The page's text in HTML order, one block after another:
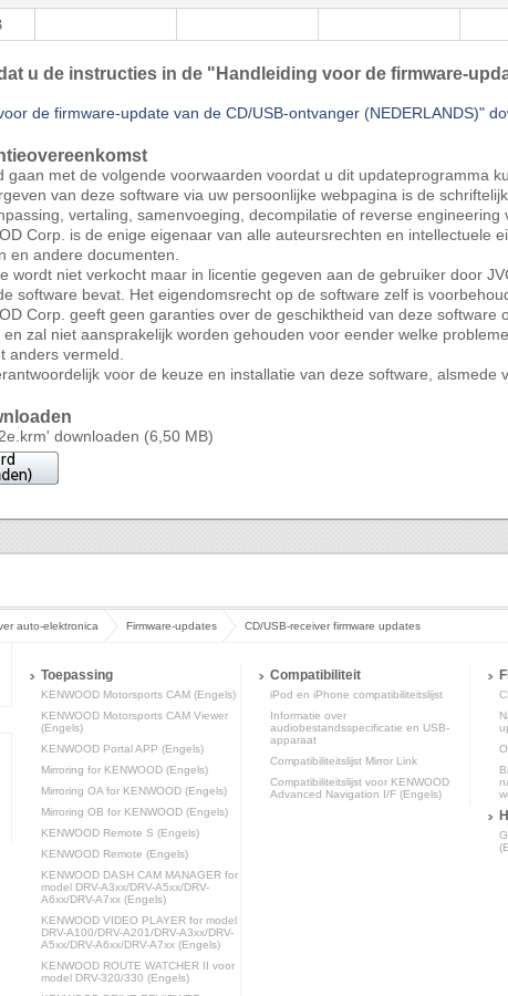
u de instructies in de "Handleiding voor de firmware-
de firmware-update van de CD/USB-ontvanger (NEDERLANDS)"
gaan met de volgende voorwaarden voordat u dit updateprogramma
van deze software via uw persoonlijke webpagina is de
vertaling, samenvoeging, decompilatie of reverse engineering
Corp. is de enige eigenaar van alle auteursrechten en intellectuele
en andere documenten.
wordt niet verkocht maar in licentie gegeven aan de gebruiker door
software bevat. Het eigendomsrecht op de software zelf is
Corp. geeft geen garanties over de geschiktheid van deze
zal niet aansprakelijk worden gehouden voor eender welke
anders vermeld.
voor de keuze en installatie van deze software, alsmede
downloaden (6,50 MB)
auto-elektronica Firmware-updates CD/USB-receiver firmware updates
Toepassing
KENWOOD Motorsports CAM (Engels)
KENWOOD Motorsports CAM Viewer
(Engels)
KENWOOD Portal APP (Engels)
Mirroring for KENWOOD (Engels)
Mirroring OA for KENWOOD (Engels)
Mirroring OB for KENWOOD (Engels)
KENWOOD Remote S (Engels)
KENWOOD Remote (Engels)
KENWOOD DASH CAM MANAGER for
model DRV-A3xx/DRV-A5xx/DRV-
A6xx/DRV-A7xx (Engels)
KENWOOD VIDEO PLAYER for model
DRV-A100/DRV-A201/DRV-A3xx/DRV-
A5xx/DRV-A6xx/DRV-A7xx (Engels)
KENWOOD ROUTE WATCHER II voor
model DRV-320/330 (Engels)
Compatibiliteit
iPod en iPhone compatibiliteitslijst
Informatie over
audiobestandsspecificatie en USB-
apparaat
Compatibiliteitslijst Mirror Link
Compatibiliteitslijst voor KENWOOD
Advanced Navigation I/F (Engels)